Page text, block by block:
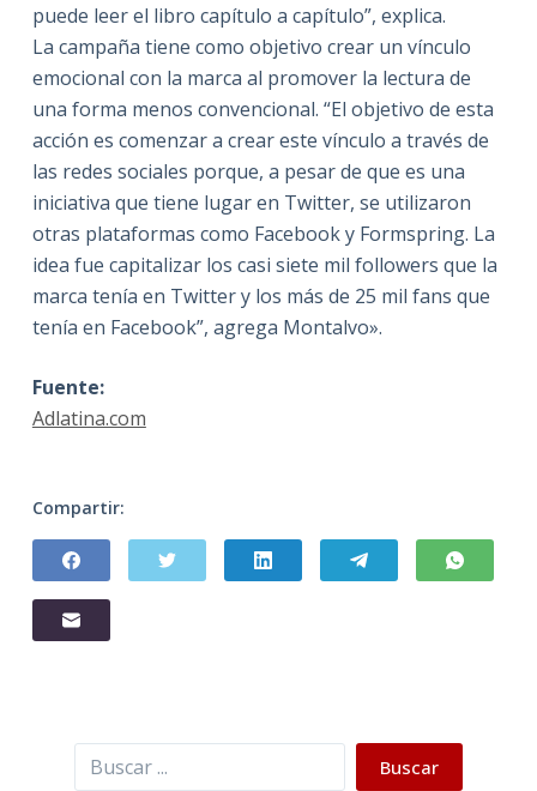
puede leer el libro capítulo a capítulo”, explica.
La campaña tiene como objetivo crear un vínculo
emocional con la marca al promover la lectura de
una forma menos convencional. “El objetivo de esta
acción es comenzar a crear este vínculo a través de
las redes sociales porque, a pesar de que es una
iniciativa que tiene lugar en Twitter, se utilizaron
otras plataformas como Facebook y Formspring. La
idea fue capitalizar los casi siete mil followers que la
marca tenía en Twitter y los más de 25 mil fans que
tenía en Facebook”, agrega Montalvo».
Fuente:
Adlatina.com
Compartir:
Buscar Buscar